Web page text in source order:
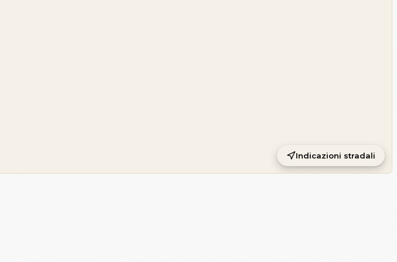
Indicazioni stradali